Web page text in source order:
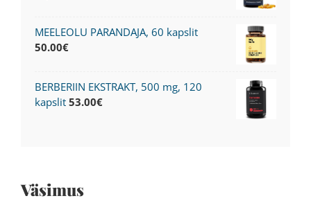
Väsimus
MEELEOLU PARANDAJA, 60 kapslit
50.00€
BERBERIIN EKSTRAKT, 500 mg, 120
kapslit 53.00€